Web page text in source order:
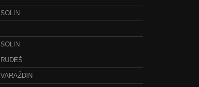
SOLIN
SOLIN
RUDEŠ
VARAŽDIN